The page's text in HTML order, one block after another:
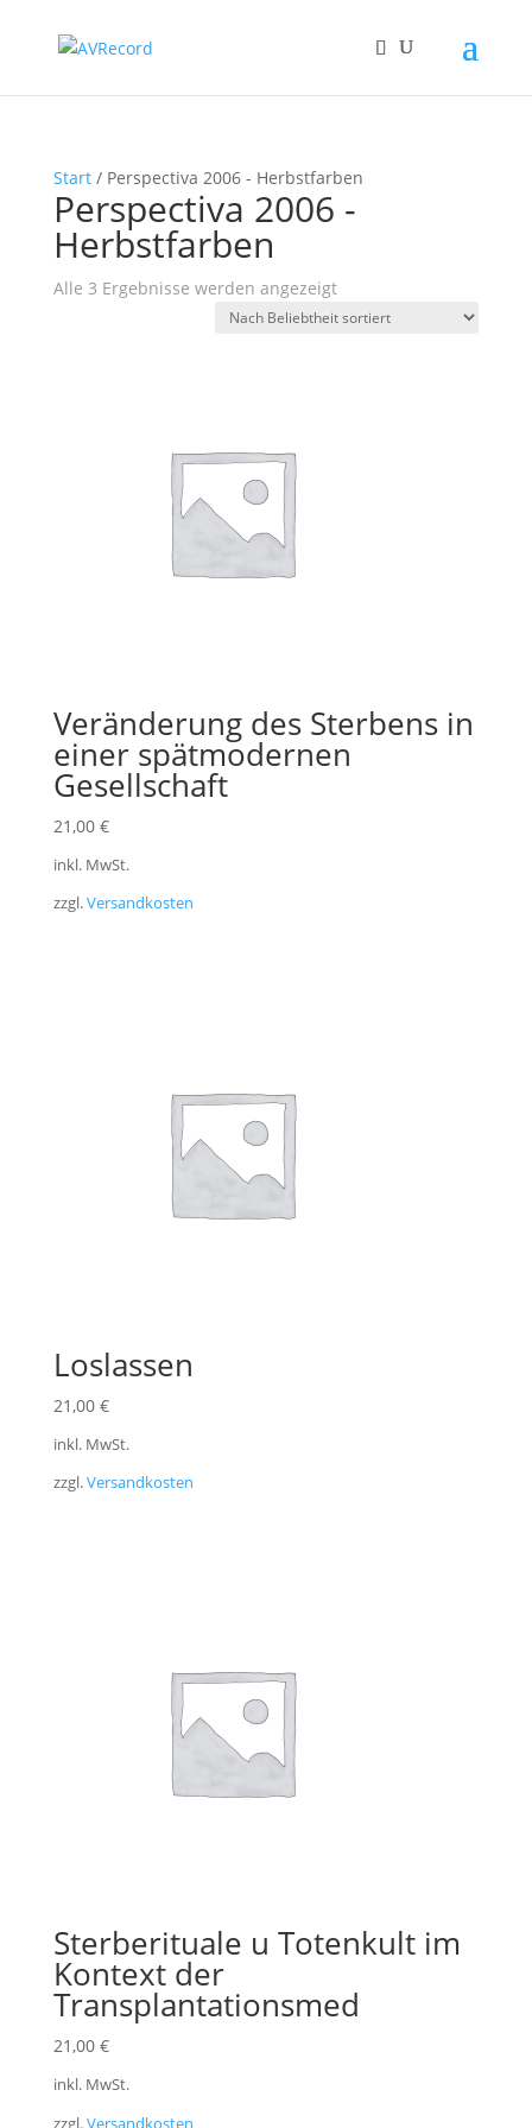
Start/ Perspectiva 2006 - Herbstfarben
Perspectiva 2006 -
Herbstfarben
Alle 3 Ergebnisse werden angezeigtNach
Beliebtheit
Veränderung des Sterbens in
einer spätmodernen
Gesellschaft
21,00 €
inkl. MwSt.
zzgl.Versandkosten
Loslassen
21,00 €
inkl. MwSt.
zzgl.Versandkosten
Sterberituale u Totenkult im
Kontext der
Transplantationsmed
21,00 €
inkl. MwSt.
zzgl.Versandkosten